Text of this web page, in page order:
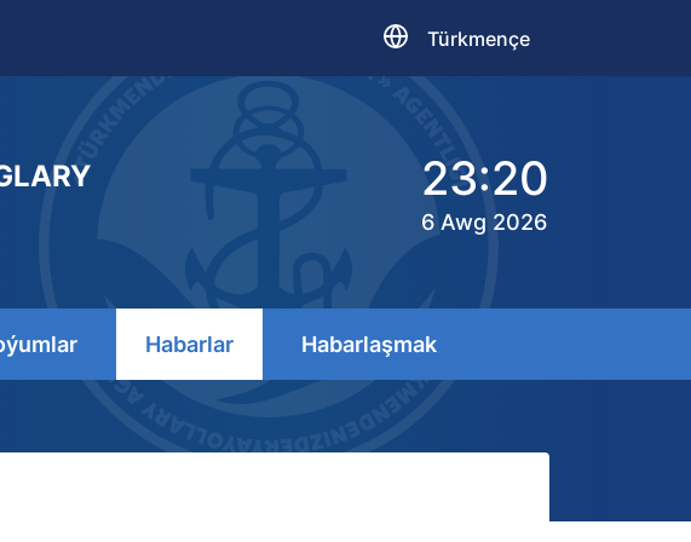
Türkmençe
23:20
6 Awg 2026
Habarlar Habarlaşmak